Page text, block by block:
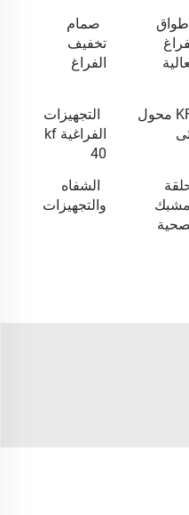
صمام
تخفيف
الفراغ
KF محول
التجهيزات
الفراغية kf
40
الشفاه
والتجهيزات